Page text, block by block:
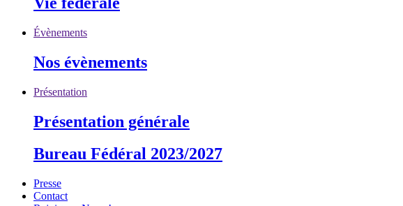
Évènements
Nos évènements
Présentation
Présentation générale
Bureau Fédéral 2023/2027
Presse
Contact